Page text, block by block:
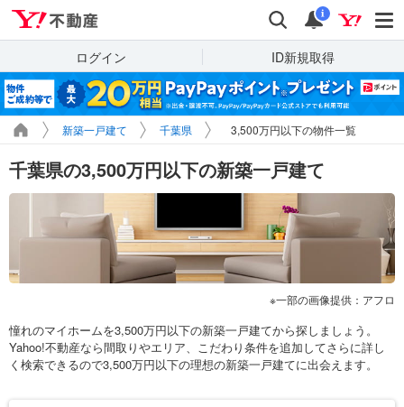
検索 通知
i
ログイン ID新規取得
新築一戸建て 千葉県 3,500万円以下の物件一覧
千葉県の3,500万円以下の新築一戸建て
一部の画像提供：アフロ
憧れのマイホームを3,500万円以下の新築一戸建てから探しましょう。
Yahoo!不動産なら間取りやエリア、こだわり条件を追加してさらに詳し
く検索できるので3,500万円以下の理想の新築一戸建てに出会えます。